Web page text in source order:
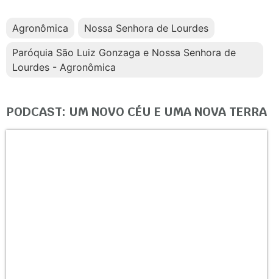
Agronômica
Nossa Senhora de Lourdes
Paróquia São Luiz Gonzaga e Nossa Senhora de
Lourdes - Agronômica
PODCAST: UM NOVO CÉU E UMA NOVA TERRA